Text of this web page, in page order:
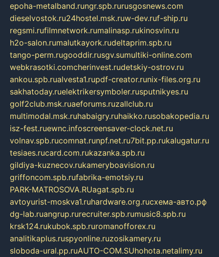
epoha-metalband.rungr.spb.rurusgosnews.com
dieselvostok.ru24hostel.msk.ruw-dev.ruf-ship.ru
regsmi.rufilmnetwork.rumalinasp.rukinosvin.ru
h2o-salon.rumalutkayork.rudeltaprim.spb.ru
tango-perm.rugooddir.rusgv.sumultiki-online.com
webkrasotki.comcherinvest.rudetskiy-ostrov.ru
ankou.spb.rualvesta1.rupdf-creator.runix-files.org.ru
sakhatoday.ruelektrikersymboler.rusputnikyes.ru
golf2club.msk.ruaeforums.ruzallclub.ru
multimodal.msk.ruhabaigry.ruhaikko.rusobakopedia.ru
isz-fest.ruewnc.infoscreensaver-clock.net.ru
volnav.spb.rucomnat.runpf.net.ru7bit.pp.rukalugatur.ru
tesiaes.rucard.com.rukazanka.spb.ru
gildiya-kuznecov.rukameryboavision.ru
griffoncom.spb.rufabrika-emotsiy.ru
PARK-MATROSOVA.RUagat.spb.ru
avtoyurist-moskva1.ruhardware.org.ruсхема-авто.рф
dg-lab.ruangrup.rurecruiter.spb.rumusic8.spb.ru
krsk124.rukubok.spb.ruromanofforex.ru
analitikaplus.ruspyonline.ruzosikamery.ru
sloboda-ural.pp.ruAUTO-COM.SUhohota.netalimy.ru